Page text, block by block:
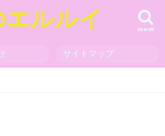
ルルイ search
サイトマップ